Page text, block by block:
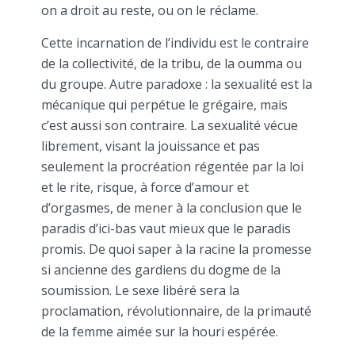
on a droit au reste, ou on le réclame.
Cette incarnation de l’individu est le contraire
de la collectivité, de la tribu, de la oumma ou
du groupe. Autre paradoxe : la sexualité est la
mécanique qui perpétue le grégaire, mais
c’est aussi son contraire. La sexualité vécue
librement, visant la jouissance et pas
seulement la procréation régentée par la loi
et le rite, risque, à force d’amour et
d’orgasmes, de mener à la conclusion que le
paradis d’ici-bas vaut mieux que le paradis
promis. De quoi saper à la racine la promesse
si ancienne des gardiens du dogme de la
soumission. Le sexe libéré sera la
proclamation, révolutionnaire, de la primauté
de la femme aimée sur la houri espérée.